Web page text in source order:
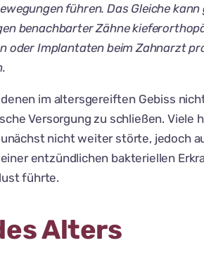
führen. Das Gleiche
benachbarter Zähne
oder Implantaten beim Zahnarzt
im altersgereiften Gebiss
Versorgung zu schließen.
nicht weiter störte, jedoch
entzündlichen bakteriellen
führte.
Alters